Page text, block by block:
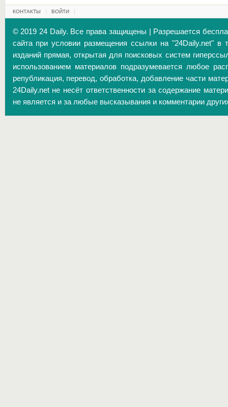
КОНТАКТЫ ВОЙТИ
© 2019 24 Daily. Все права защищены | Разрешается
сайта при условии размещения ссылки на "24Daily.net" в
изданий прямая, открытая для поисковых систем
использованием материалов подразумевается любое
републикация, перевод, обработка, добавление части
24Daily.net не несёт ответственности за содержание
не является и за любые высказывания и комментарии